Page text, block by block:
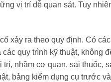
vị trí dễ quan sát. Tuy
xảy ra theo quy định. Có
quy trình kỹ thuật,
trí, nhầm cơ quan, sai
bảng kiểm dụng cụ trước